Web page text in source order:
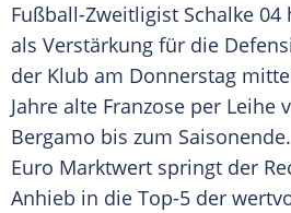
Fußball-Zweitligist Schalke 04
als Verstärkung für die
der Klub am Donnerstag
Jahre alte Franzose per Leihe
Bergamo bis zum
Euro Marktwert springt der
Anhieb in die Top-5 der